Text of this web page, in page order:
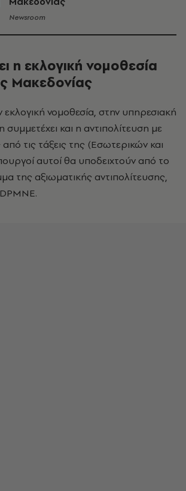
Newsroom
η εκλογική νομοθεσία
Μακεδονίας
νομοθεσία, στην υπηρεσιακή
και η αντιπολίτευση με
τις τάξεις της (Εσωτερικών και
αυτοί θα υποδειχτούν από το
της αξιωματικής αντιπολίτευσης,